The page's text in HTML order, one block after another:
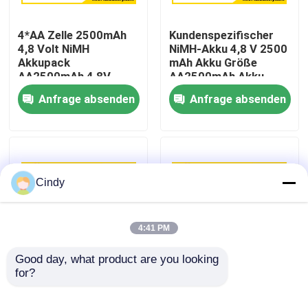
Fabrik-Ausflug
Qualitätskontrolle
Treten Sie mit uns in Verbindung
Fälle
4*AA Zelle 2500mAh
4,8 Volt NiMH
Akkupack
AA2500mAh 4,8V
Akku
Anfrage absenden
Kundenspezifischer
NiMH-Akku 4,8 V 2500
mAh Akku Größe
AA2500mAh Akku
OEM
Anfrage absenden
Größe AA Batterie
Cindy
4:41 PM
Good day, what product are you looking
for?